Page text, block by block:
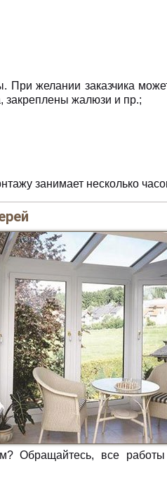
При желании заказчика
закреплены жалюзи и пр.;
занимает несколько
Обращайтесь, все работы